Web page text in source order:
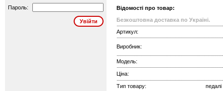
Пароль:
Відомості про товар:
Безкоштовна доставка по Україні.
Артикул:
Виробник:
Модель:
Ціна:
Тип товару:
педалі